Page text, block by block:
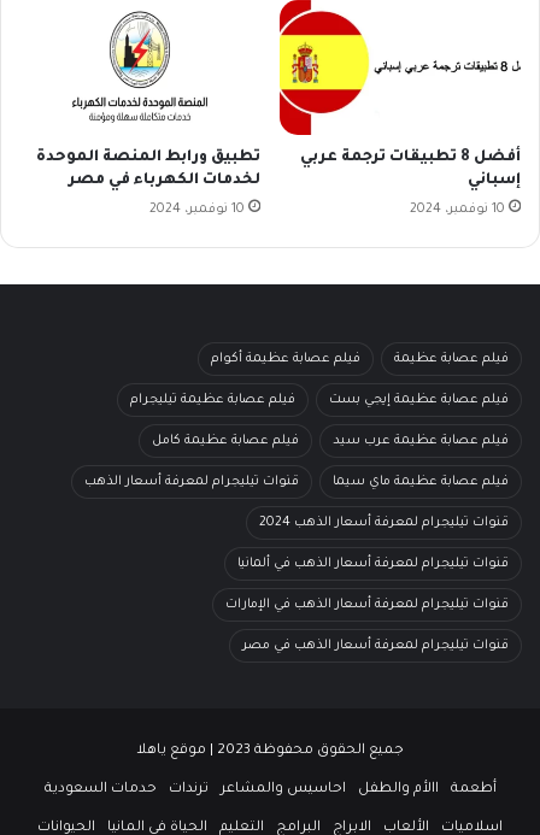
أفضل 8 تطبيقات ترجمة عربي
إسباني
10 نوفمبر، 2024
تطبيق ورابط المنصة الموحدة
لخدمات الكهرباء في مصر
10 نوفمبر، 2024
فيلم عصابة عظيمة فيلم عصابة عظيمة أكوام
فيلم عصابة عظيمة إيجي بست فيلم عصابة عظيمة تيليجرام
فيلم عصابة عظيمة عرب سيد فيلم عصابة عظيمة كامل
فيلم عصابة عظيمة ماي سيما قنوات تيليجرام لمعرفة أسعار الذهب
قنوات تيليجرام لمعرفة أسعار الذهب 2024
قنوات تيليجرام لمعرفة أسعار الذهب في ألمانيا
قنوات تيليجرام لمعرفة أسعار الذهب في الإمارات
قنوات تيليجرام لمعرفة أسعار الذهب في مصر
جميع الحقوق محفوظة 2023 | موقع ياهلا
أطعمة االأم والطفل احاسيس والمشاعر ترندات حدمات السعودية
اسلاميات الألعاب الابراج البرامج التعليم الحياة في المانيا الحيوانات